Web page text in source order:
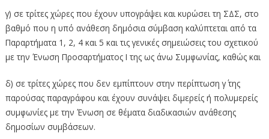
γ) σε τρίτες χώρες που έχουν υπογράψει και κυρώσει τη ΣΔΣ, στο
βαθμό που η υπό ανάθεση δημόσια σύμβαση καλύπτεται από τα
Παραρτήματα 1, 2, 4 και 5 και τις γενικές σημειώσεις του σχετικού
με την Ένωση Προσαρτήματος I της ως άνω Συμφωνίας, καθώς και
δ) σε τρίτες χώρες που δεν εμπίπτουν στην περίπτωση γ΄ της
παρούσας παραγράφου και έχουν συνάψει διμερείς ή πολυμερείς
συμφωνίες με την Ένωση σε θέματα διαδικασιών ανάθεσης
δημοσίων συμβάσεων.